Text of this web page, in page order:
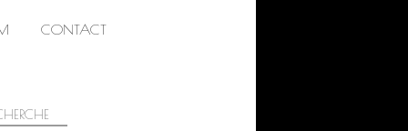
CONTACT